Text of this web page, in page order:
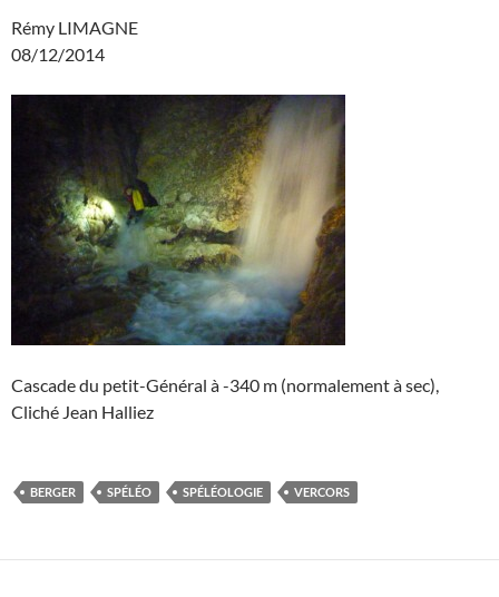
Rémy LIMAGNE
08/12/2014
Cascade du petit-Général à -340 m (normalement à sec),
Cliché Jean Halliez
BERGER SPÉLÉO SPÉLÉOLOGIE VERCORS